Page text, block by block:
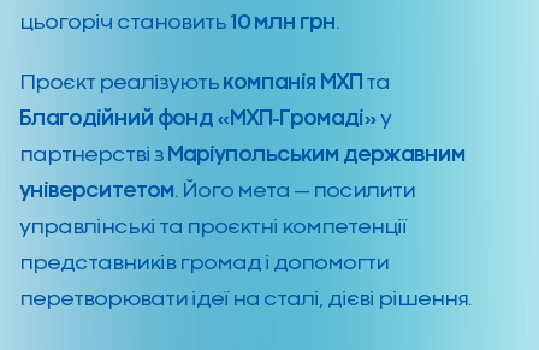
цьогоріч становить10 млн грн.
Проєкт реалізуютькомпанія МХПта
Благодійний фонд «МХП-Громаді»у
партнерстві зМаріупольським державним
університетом. Його мета — посилити
управлінські та проєктні компетенції
представників громад і допомогти
перетворювати ідеї на сталі, дієві рішення.